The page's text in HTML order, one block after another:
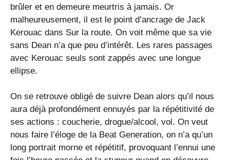
brûler et en demeure meurtris à jamais. Or
malheureusement, il est le point d’ancrage de Jack
Kerouac dans Sur la route. On voit même que sa vie
sans Dean n’a que peu d’intérêt. Les rares passages
avec Kerouac seuls sont zappés avec une longue
ellipse.
On se retrouve obligé de suivre Dean alors qu’il nous
aura déjà profondément ennuyés par la répétitivité de
ses actions : coucherie, drogue/alcool, vol. On veut
nous faire l’éloge de la Beat Generation, on n’a qu’un
long portrait morne et répétitif, provoquant l’ennui une